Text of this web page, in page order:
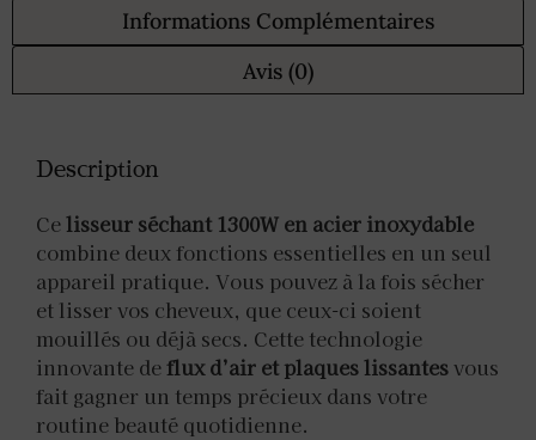
Informations Complémentaires
Avis (0)
Description
Celisseur séchant 1300W en acier inoxydable
combine deux fonctions essentielles en un seul
appareil pratique. Vous pouvez à la fois sécher
et lisser vos cheveux, que ceux-ci soient
mouillés ou déjà secs. Cette technologie
innovante deflux d’air et plaques lissantesvous
fait gagner un temps précieux dans votre
routine beauté quotidienne.